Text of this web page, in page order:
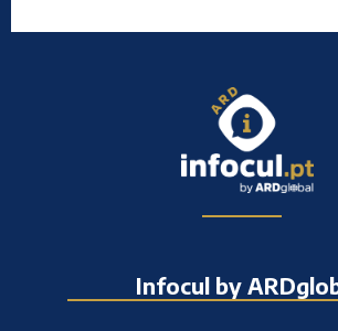
Infocul by